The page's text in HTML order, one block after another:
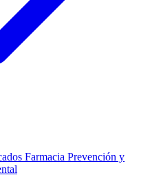
Farmacia Prevención y